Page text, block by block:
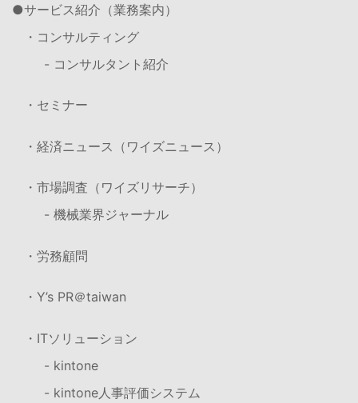
サービス紹介（業務案内）
・コンサルティング
- コンサルタント紹介
・セミナー
・経済ニュース（ワイズニュース）
・市場調査（ワイズリサーチ）
- 機械業界ジャーナル
・労務顧問
・Y’s PR＠taiwan
・ITソリューション
- kintone
- kintone人事評価システム